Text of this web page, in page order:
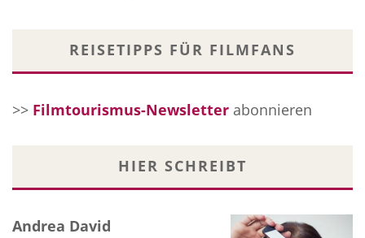
REISETIPPS FÜR FILMFANS
>> Filmtourismus-Newsletter abonnieren
HIER SCHREIBT
Andrea David